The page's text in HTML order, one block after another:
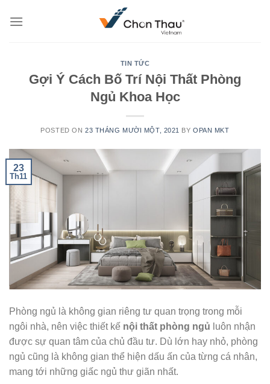
TIN TỨC
Gợi Ý Cách Bố Trí Nội Thất Phòng
Ngủ Khoa Học
POSTED ON 23 THÁNG MƯỜI MỘT, 2021 BYOPAN MKT
23
Th11
Phòng ngủ là không gian riêng tư quan trọng trong mỗi
ngôi nhà, nên việc thiết kế nội thất phòng ngủ luôn nhận
được sự quan tâm của chủ đầu tư. Dù lớn hay nhỏ, phòng
ngủ cũng là không gian thể hiện dấu ấn của từng cá nhân,
mang tới những giấc ngủ thư giãn nhất.